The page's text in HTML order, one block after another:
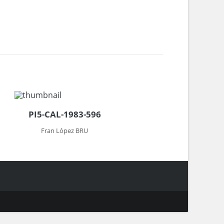
PI5-CAL-1983-596
Fran López BRU